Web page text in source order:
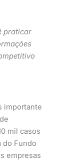
praticar
importante
mil casos
do Fundo
empresas